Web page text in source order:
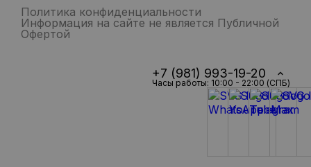
Политика конфиденциальности
Информация на сайте не является Публичной
Офертой
+7 (981) 993-19-20
Часы работы: 10:00 - 22:00 (СПБ)